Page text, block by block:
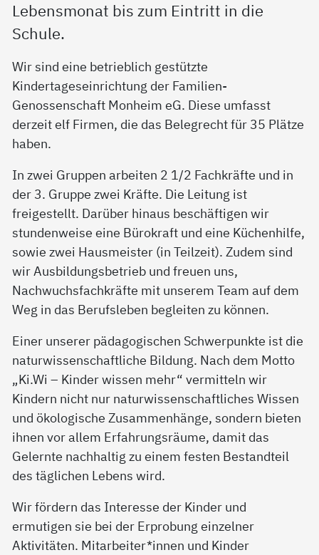
Lebensmonat bis zum Eintritt in die
Schule.
Wir sind eine betrieblich gestützte
Kindertageseinrichtung der Familien-
Genossenschaft Monheim eG. Diese umfasst
derzeit elf Firmen, die das Belegrecht für 35 Plätze
haben.
In zwei Gruppen arbeiten 2 1/2 Fachkräfte und in
der 3. Gruppe zwei Kräfte. Die Leitung ist
freigestellt. Darüber hinaus beschäftigen wir
stundenweise eine Bürokraft und eine Küchenhilfe,
sowie zwei Hausmeister (in Teilzeit). Zudem sind
wir Ausbildungsbetrieb und freuen uns,
Nachwuchsfachkräfte mit unserem Team auf dem
Weg in das Berufsleben begleiten zu können.
Einer unserer pädagogischen Schwerpunkte ist die
naturwissenschaftliche Bildung. Nach dem Motto
„Ki.Wi – Kinder wissen mehr“ vermitteln wir
Kindern nicht nur naturwissenschaftliches Wissen
und ökologische Zusammenhänge, sondern bieten
ihnen vor allem Erfahrungsräume, damit das
Gelernte nachhaltig zu einem festen Bestandteil
des täglichen Lebens wird.
Wir fördern das Interesse der Kinder und
ermutigen sie bei der Erprobung einzelner
Aktivitäten. Mitarbeiter*innen und Kinder